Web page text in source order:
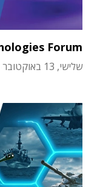
Forum
שלישי, 13 באוקטובר 2026